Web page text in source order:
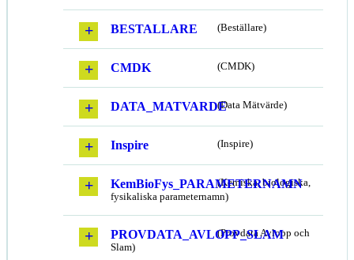
BESTALLARE (Beställare)
CMDK (CMDK)
DATA_MATVARDE(Data Mätvärde)
Inspire (Inspire)
KemBioFys_PARAMETERNAMN
(Kemiska, biologiska,
fysikaliska parameternamn)
PROVDATA_AVLOPP_SLAM
(Provdata Avlopp och
Slam)